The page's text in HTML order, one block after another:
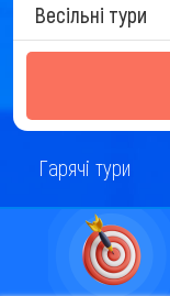
Весільні тури
Гарячі тури